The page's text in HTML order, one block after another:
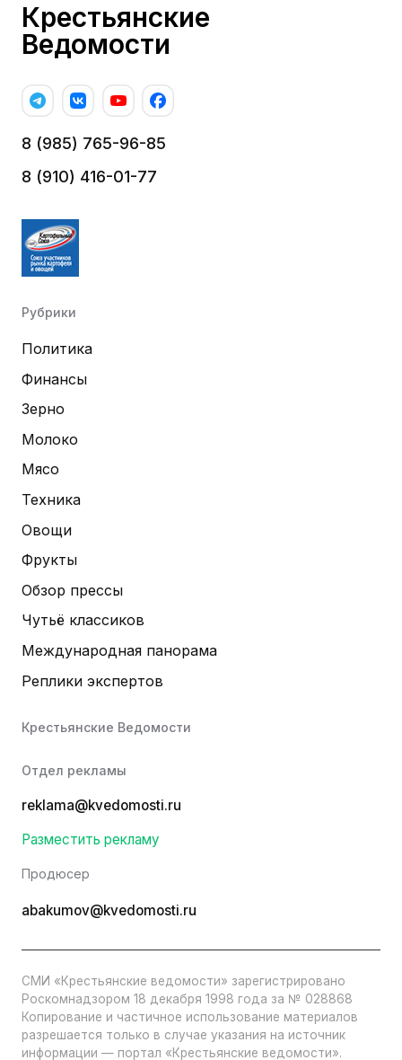
Крестьянские
Ведомости
8 (985) 765-96-85
8 (910) 416-01-77
Рубрики
Политика
Финансы
Зерно
Молоко
Мясо
Техника
Овощи
Фрукты
Обзор прессы
Чутьё классиков
Международная панорама
Реплики экспертов
Крестьянские Ведомости
Отдел рекламы
reklama@kvedomosti.ru
Разместить рекламу
Продюсер
abakumov@kvedomosti.ru
СМИ «Крестьянские ведомости» зарегистрировано
Роскомнадзором 18 декабря 1998 года за № 028868
Копирование и частичное использование материалов
разрешается только в случае указания на источник
информации — портал «Крестьянские ведомости».